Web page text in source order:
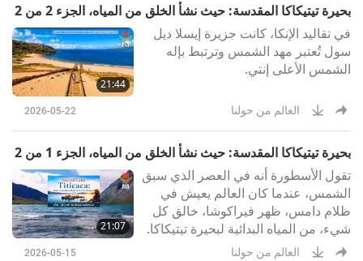
بحيرة تيتيكاكا المقدسة: حيث نشأ الخلق من المياه، الجزء 2 من 2
21:44
في تقاليد الإنكا، كانت جزيرة إيسلا ديل
سول تُعتبر مهد الشمس وترتبط بإله
الشمس الأعلى إنتي.
2026-05-22 العالم من حولنا
بحيرة تيتيكاكا المقدسة: حيث نشأ الخلق من المياه، الجزء 1 من 2
21:07
تقول الأسطورة أنه في العصر الذي سبق
الشمس، عندما كان العالم يعيش في
ظلام دامس، ظهر فيراكوشا، خالق كل
شيء، من المياه البدائية لبحيرة تيتيكاكا.
2026-05-15 العالم من حولنا